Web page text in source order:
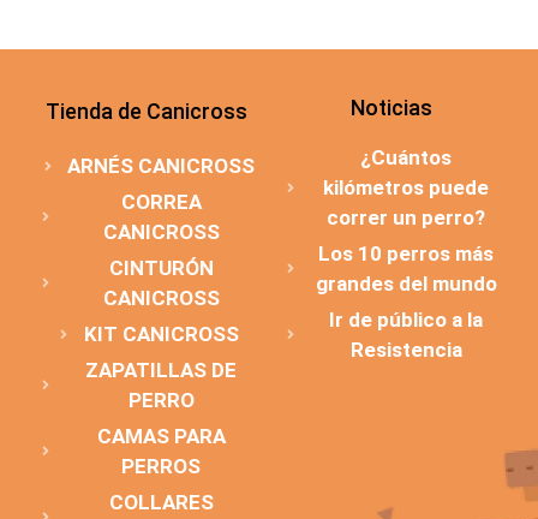
Tienda de Canicross
ARNÉS CANICROSS
CORREA
CANICROSS
CINTURÓN
CANICROSS
KIT CANICROSS
ZAPATILLAS DE
PERRO
CAMAS PARA
PERROS
COLLARES
Noticias
¿Cuántos
kilómetros puede
correr un perro?
Los 10 perros más
grandes del mundo
Ir de público a la
Resistencia